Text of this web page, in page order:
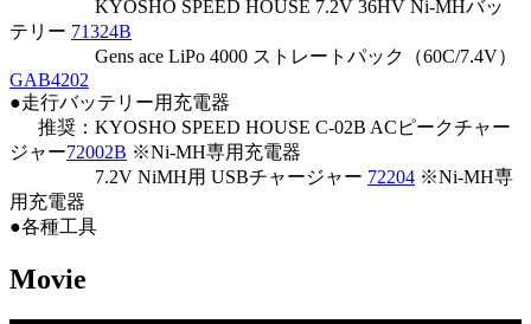
KYOSHO SPEED HOUSE 7.2V 36HV Ni-MHバッ
テリー 71324B
Gens ace LiPo 4000 ストレートパック（60C/7.4V）
GAB4202
●走行バッテリー用充電器
推奨：KYOSHO SPEED HOUSE C-02B ACピークチャー
ジャー72002B ※Ni-MH専用充電器
7.2V NiMH用 USBチャージャー 72204 ※Ni-MH専
用充電器
●各種工具
Movie